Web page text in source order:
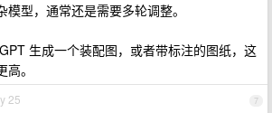
模型，通常还是需要多轮调整。
生成一个装配图，或者带标注的图纸，这
。
7
25